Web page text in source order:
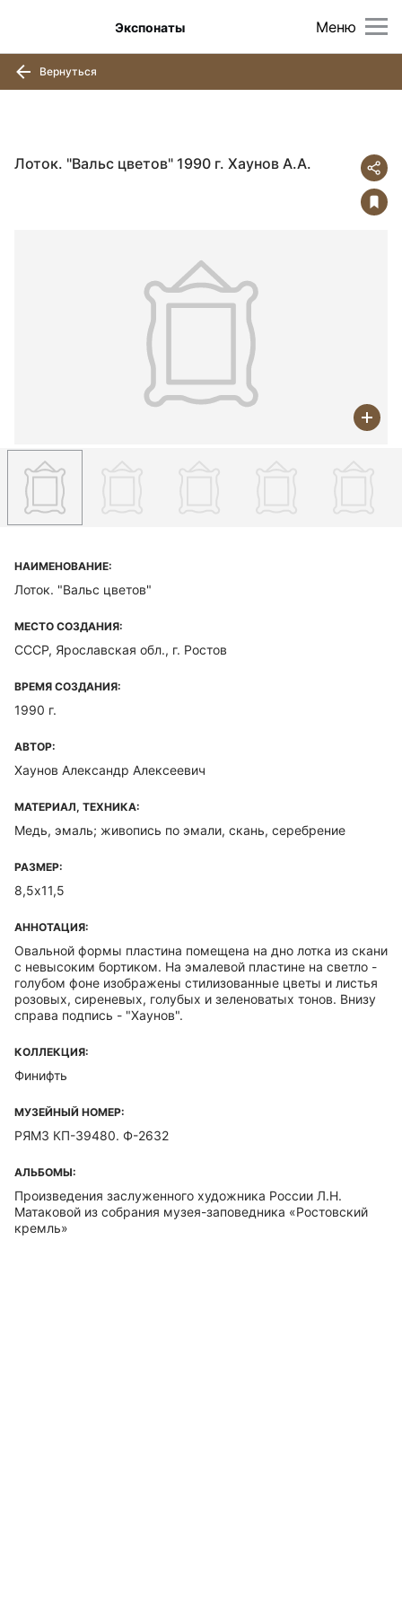
Меню
Экспонаты
Вернуться
Лоток. "Вальс цветов" 1990 г. Хаунов А.А.
НАИМЕНОВАНИЕ:
Лоток. "Вальс цветов"
МЕСТО СОЗДАНИЯ:
СССР, Ярославская обл., г. Ростов
ВРЕМЯ СОЗДАНИЯ:
1990 г.
АВТОР:
Хаунов Александр Алексеевич
МАТЕРИАЛ, ТЕХНИКА:
Медь, эмаль; живопись по эмали, скань, серебрение
РАЗМЕР:
8,5х11,5
АННОТАЦИЯ:
Овальной формы пластина помещена на дно лотка из скани
с невысоким бортиком. На эмалевой пластине на светло -
голубом фоне изображены стилизованные цветы и листья
розовых, сиреневых, голубых и зеленоватых тонов. Внизу
справа подпись - "Хаунов".
КОЛЛЕКЦИЯ:
Финифть
МУЗЕЙНЫЙ НОМЕР:
РЯМЗ КП-39480. Ф-2632
АЛЬБОМЫ:
Произведения заслуженного художника России Л.Н.
Матаковой из собрания музея-заповедника «Ростовский
кремль»